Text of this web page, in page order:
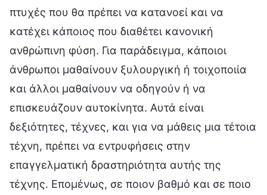
πτυχές που θα πρέπει να κατανοεί και να
κατέχει κάποιος που διαθέτει κανονική
ανθρώπινη φύση. Για παράδειγμα, κάποιοι
άνθρωποι μαθαίνουν ξυλουργική ή τοιχοποιία
και άλλοι μαθαίνουν να οδηγούν ή να
επισκευάζουν αυτοκίνητα. Αυτά είναι
δεξιότητες, τέχνες, και για να μάθεις μια τέτοια
τέχνη, πρέπει να εντρυφήσεις στην
επαγγελματική δραστηριότητα αυτής της
τέχνης. Επομένως, σε ποιον βαθμό και σε ποιο